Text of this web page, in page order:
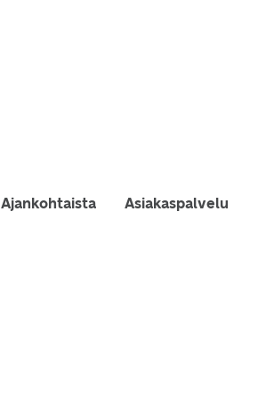
Ajankohtaista Asiakaspalvelu